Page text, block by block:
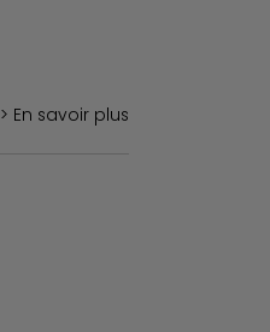
> En savoir plus